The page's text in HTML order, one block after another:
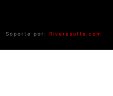
Soporte por: Riverasofts.com